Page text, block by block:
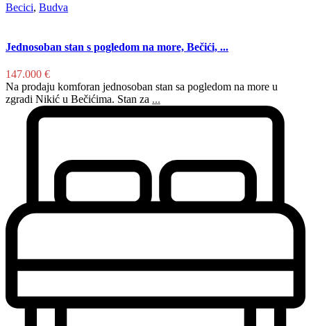
Becici, Budva
Jednosoban stan s pogledom na more, Bečići, ...
147.000 €
Na prodaju komforan jednosoban stan sa pogledom na more u
zgradi Nikić u Bečićima. Stan za ...